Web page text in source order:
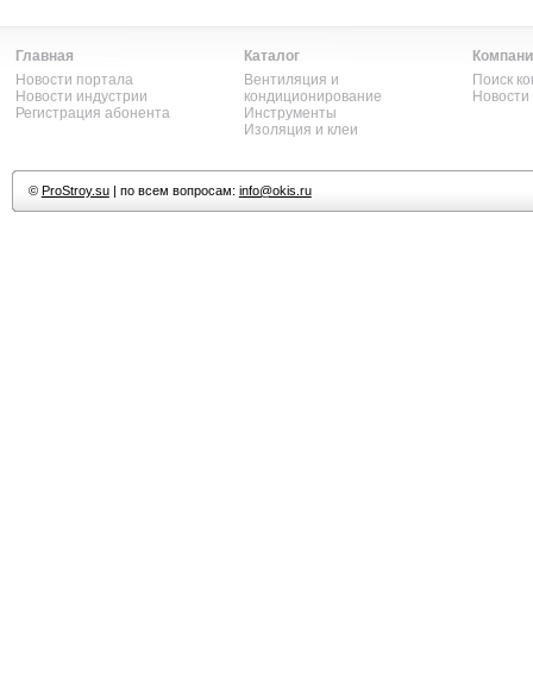
Главная
Новости портала
Новости индустрии
Регистрация абонента
Каталог
Вентиляция и
кондиционирование
Инструменты
Изоляция и клеи
Поиск
© ProStroy.su| по всем вопросам: info@okis.ru